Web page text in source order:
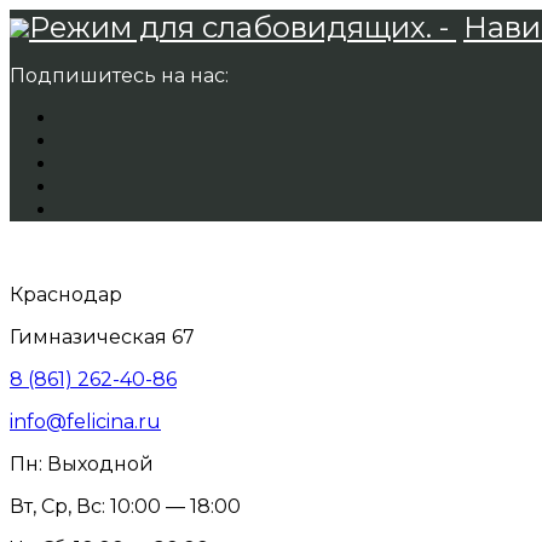
Режим для слабовидящих. -
Подпишитесь на нас:
Краснодар
Гимназическая 67
8 (861) 262-40-86
info@felicina.ru
Пн: Выходной
Вт, Ср, Вс: 10:00 — 18:00